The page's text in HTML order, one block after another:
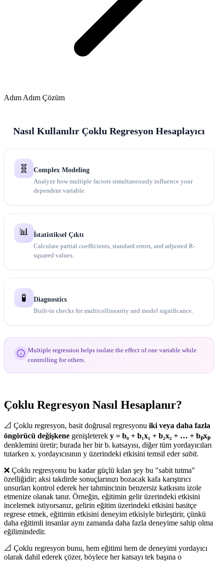
Adım Adım Çözüm
Nasıl Kullanılır Çoklu Regresyon Hesaplayıcı
🧬
Complex Modeling
Analyze how multiple factors simultaneously influence your
dependent variable.
📊
İstatistiksel Çıktı
Calculate partial coefficients, standard errors, and adjusted R-
squared values.
🧪
Diagnostics
Built-in checks for multicollinearity and model significance.
Multiple regression helps isolate the effect of one variable while
controlling for others.
Çoklu Regresyon Nasıl Hesaplanır?
📐 Çoklu regresyon, basit doğrusal regresyonu iki veya daha fazla
öngörücü değişkene genişleterek y = b₀ + b₁x₁ + b₂x₂ + … + bₚxₚ
denklemini üretir; burada her bir bᵢ katsayısı, diğer tüm yordayıcıları
tutarken xᵢ yordayıcısının y üzerindeki etkisini temsil edersabit.
❌ Çoklu regresyonu bu kadar güçlü kılan şey bu "sabit tutma"
özelliğidir; aksi takdirde sonuçlarınızı bozacak kafa karıştırıcı
unsurları kontrol ederek her tahmincinin benzersiz katkısını izole
etmenize olanak tanır. Örneğin, eğitimin gelir üzerindeki etkisini
incelemek istiyorsanız, gelirin eğitim üzerindeki etkisini basitçe
regrese etmek, eğitimin etkisini deneyim etkisiyle birleştirir, çünkü
daha eğitimli insanlar aynı zamanda daha fazla deneyime sahip olma
eğilimindedir.
📐 Çoklu regresyon bunu, hem eğitimi hem de deneyimi yordayıcı
olarak dahil ederek çözer, böylece her katsayı tek başına o